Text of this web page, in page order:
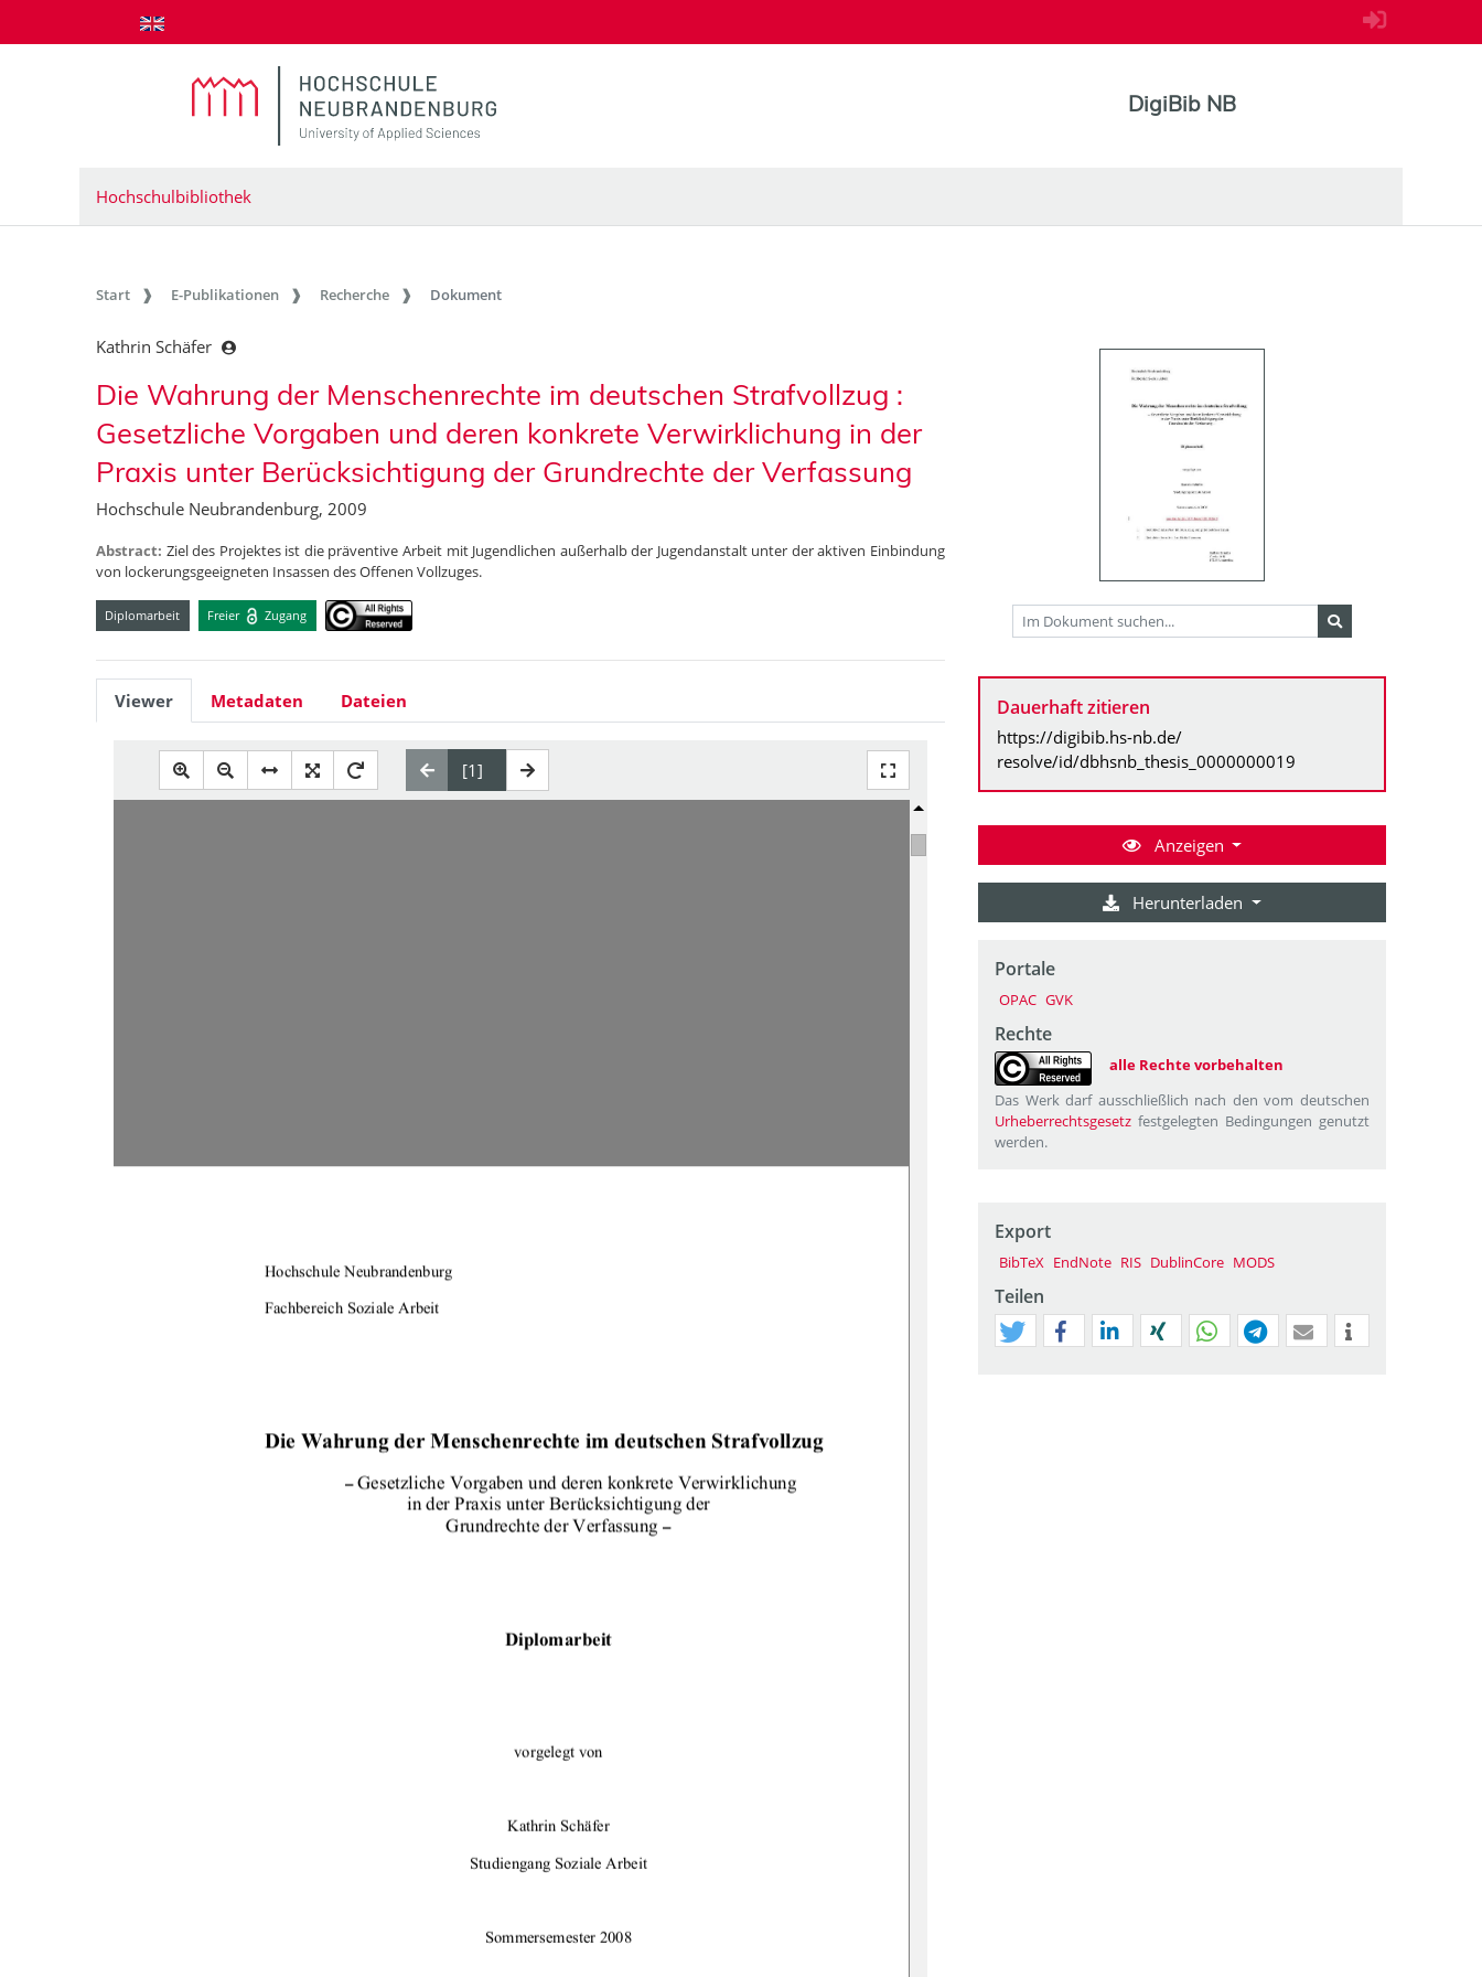
zum Inhalt springen
DigiBib NB
Hochschulbibliothek
Start E-Publikationen Recherche Dokument
Kathrin Schäfer
Die Wahrung der Menschenrechte im deutschen Strafvollzug :
Gesetzliche Vorgaben und deren konkrete Verwirklichung in der
Praxis unter Berücksichtigung der Grundrechte der Verfassung
Hochschule Neubrandenburg, 2009
Abstract: Ziel des Projektes ist die präventive Arbeit mit Jugendlichen außerhalb der Jugendanstalt unter der aktiven Einbindung
von lockerungsgeeigneten Insassen des Offenen Vollzuges.
Diplomarbeit Freier Zugang
Viewer Metadaten Dateien
Hochschule Neubrandenburg
Fachbereich Soziale Arbeit
Die Wahrung der Menschenrechte im deutschen Strafvollzug
– Gesetzliche Vorgaben und deren konkrete Verwirklichung
in der Praxis unter Berücksichtigung der
Grundrechte der Verfassung –
Diplomarbeit
vorgelegt von
Kathrin Schäfer
Studiengang Soziale Arbeit
Sommersemester 2008
Dauerhaft zitieren
https://digibib.hs-nb.de/
resolve/id/dbhsnb_thesis_0000000019
Anzeigen
Herunterladen
Portale
OPAC GVK
Rechte
alle Rechte vorbehalten
Das Werk darf ausschließlich nach den vom deutschen
Urheberrechtsgesetz festgelegten Bedingungen genutzt
werden.
Export
BibTeX EndNote RIS DublinCore MODS
Teilen